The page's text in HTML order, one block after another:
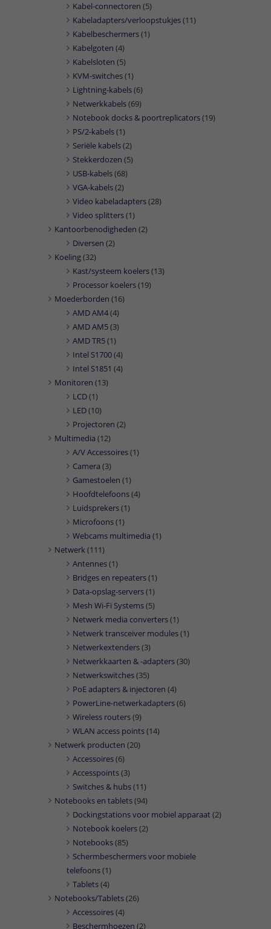
Kabel-connectoren (5)
Kabeladapters/verloopstukjes(11)
Kabelbeschermers(1)
Kabelgoten (4)
Kabelsloten (5)
KVM-switches(1)
Lightning-kabels(6)
Netwerkkabels(69)
Notebook docks & poortreplicators(19)
PS/2-kabels(1)
Seriële kabels(2)
Stekkerdozen (5)
USB-kabels(68)
VGA-kabels(2)
Video kabeladapters(28)
Video splitters(1)
Kantoorbenodigheden (2)
Diversen (2)
Koeling(32)
Kast/systeem koelers(13)
Processor koelers(19)
Moederborden (16)
AMD AM4(4)
AMD AM5(3)
AMD TR5(1)
Intel S1700(4)
Intel S1851 (4)
Monitoren (13)
LCD(1)
LED(10)
Projectoren (2)
Multimedia (12)
A/V Accessoires(1)
Camera (3)
Gamestoelen (1)
Hoofdtelefoons(4)
Luidsprekers(1)
Microfoons(1)
Webcams multimedia (1)
Netwerk(111)
Antennes(1)
Bridges en repeaters(1)
Data-opslag-servers(1)
Mesh Wi-Fi Systems(5)
Netwerk media converters(1)
Netwerk transceiver modules(1)
Netwerkextenders(3)
Netwerkkaarten & -adapters(30)
Netwerkswitches(35)
PoE adapters & injectoren (4)
PowerLine-netwerkadapters(6)
Wireless routers(9)
WLAN access points(14)
Netwerk producten (20)
Accessoires(6)
Accesspoints(3)
Switches & hubs(11)
Notebooks en tablets(94)
Dockingstations voor mobiel apparaat(2)
Notebook koelers(2)
Notebooks(85)
Schermbeschermers voor mobiele
telefoons(1)
Tablets(4)
Notebooks/Tablets(26)
Accessoires(4)
Beschermhoezen (2)